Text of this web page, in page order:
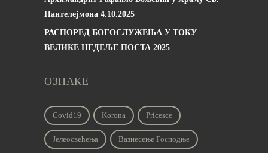
Пантелејмона 4.10.2025
РАСПОРЕД БОГОСЛУЖЕЊА У ТОКУ
ВЕЛИКЕ НЕДЕЉЕ ПОСТА 2025
ОЗНАКЕ
Covid19 Korona Pricesce
Јелеосвећења Вазнесење Господње